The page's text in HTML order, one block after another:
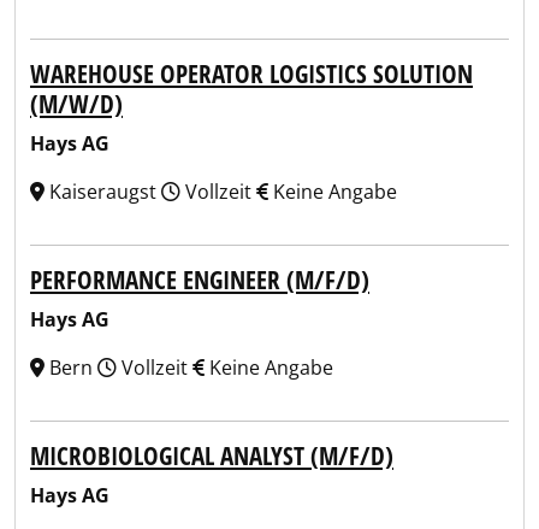
WAREHOUSE OPERATOR LOGISTICS SOLUTION
(M/W/D)
Hays AG
Kaiseraugst
Vollzeit Keine Angabe
PERFORMANCE ENGINEER (M/F/D)
Hays AG
Bern
Vollzeit Keine Angabe
MICROBIOLOGICAL ANALYST (M/F/D)
Hays AG